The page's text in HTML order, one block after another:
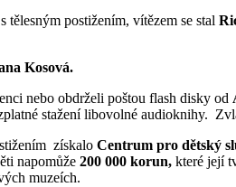
tělesným postižením, vítězem se stal
Kosová.
nebo obdrželi poštou flash disky od
stažení libovolné audioknihy.
získalo Centrum pro dětský
napomůže 200 000 korun, které její
muzeích.